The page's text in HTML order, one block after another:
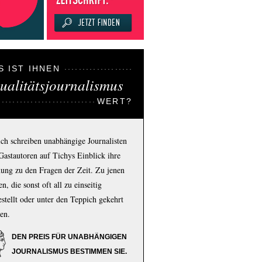
IST IHNEN
WERT?
schreiben unabhängige Journalisten
auf Tichys Einblick ihre
zu den Fragen der Zeit. Zu jenen
die sonst oft all zu einseitig
oder unter den Teppich gekehrt
DEN PREIS FÜR UNABHÄNGIGEN
JOURNALISMUS BESTIMMEN SIE.